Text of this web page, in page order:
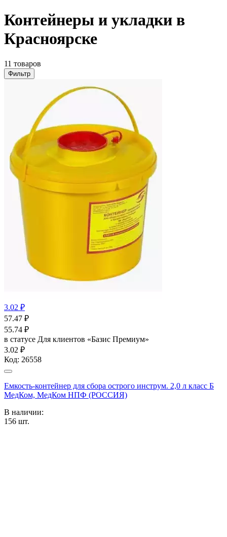
Контейнеры и укладки в
Красноярске
11 товаров
Фильтр
3.02 ₽
57.47 ₽
55.74 ₽
в статусе Для клиентов «Базис Премиум»
3.02 ₽
Код: 26558
Емкость-контейнер для сбора острого инструм. 2,0 л класс Б
МедКом, МедКом НПФ (РОССИЯ)
В наличии:
156 шт.